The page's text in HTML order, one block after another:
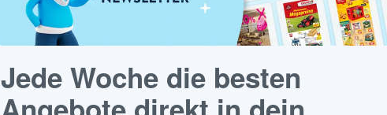
Jede Woche die besten